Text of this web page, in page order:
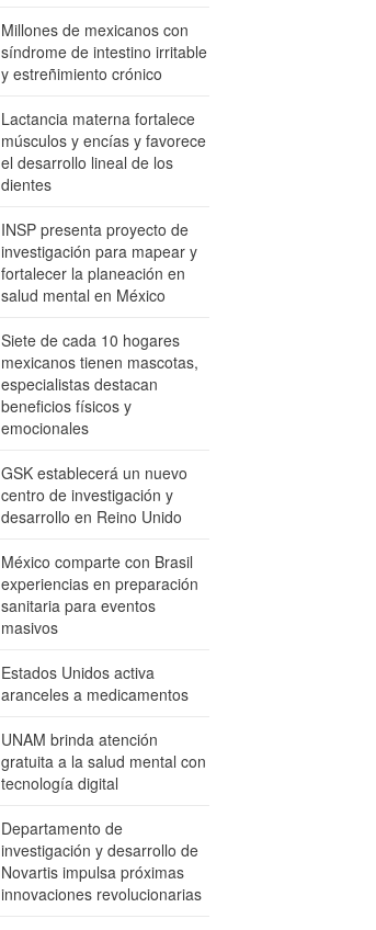
Millones de mexicanos con
síndrome de intestino irritable
y estreñimiento crónico
Lactancia materna fortalece
músculos y encías y favorece
el desarrollo lineal de los
dientes
INSP presenta proyecto de
investigación para mapear y
fortalecer la planeación en
salud mental en México
Siete de cada 10 hogares
mexicanos tienen mascotas,
especialistas destacan
beneficios físicos y
emocionales
GSK establecerá un nuevo
centro de investigación y
desarrollo en Reino Unido
México comparte con Brasil
experiencias en preparación
sanitaria para eventos
masivos
Estados Unidos activa
aranceles a medicamentos
UNAM brinda atención
gratuita a la salud mental con
tecnología digital
Departamento de
investigación y desarrollo de
Novartis impulsa próximas
innovaciones revolucionarias